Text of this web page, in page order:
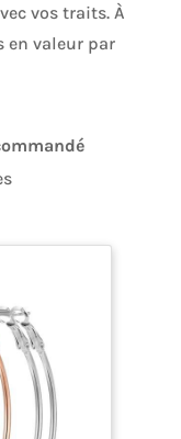
vos traits. À
en valeur par